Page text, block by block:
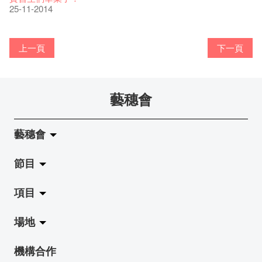
23-03-2020
02-11-2017
''Happiness, not in another place, but in this place; not for
another hour, but this hour." Walt Whitma
18-11-2016
【藝穗會的20個秘密】#03 藝穗會名字的由來
25-02-2016
風欲靜－杜可風X許靜聯展
試過冰窖的新menu了嗎？
20-05-2015
2015-2016 藝術場地資助計劃
17-03-2015
跟大家介紹中大的實習生Gloria and Anthony!
05-02-2015
愛這片綠!
11-12-2014
25-11-2014
冰​窖之Pasta再次登場！
24-11-2014
「好想藝術」x S2 (S square) A cappella
21-11-2014
17-11-2014
欸，她是誰？！
12-11-2014
《蛻變．飛翔 2 》舞者演出大膽，舞出自由！
藝術家沙龍 — 洪志侖 (韓國)
29-10-2014
19-08-2014
13-08-2014
05-08-2014
The Fringe Club upholds and supports what the arts stand for
02-07-2014
Spotlight Hong Kong in Penang
攝影廊變身Colette's Bar 12:00-00:00
17-02-2014
上一頁 下一頁
藝穗會
藝穗會
關於藝穗會
藝穗會的演化
使命與宗旨
藝穗會架構
節目
拉闊
展覽
演出
項目
Jazz-Go-Central, Jazz-Go-Fringe
LPL
場地
陳麗玲畫廊
機構合作